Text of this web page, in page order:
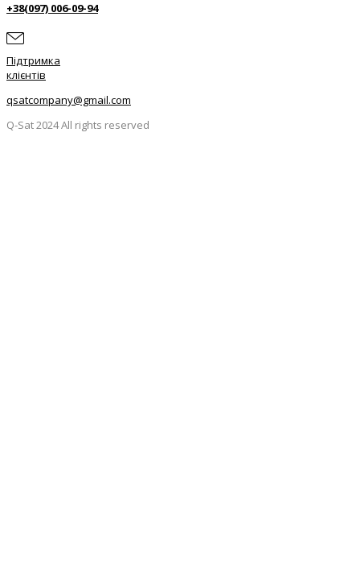
+38(097) 006-09-94
Підтримка
клієнтів
qsatcompany@gmail.com
Q-Sat 2024 All rights reserved